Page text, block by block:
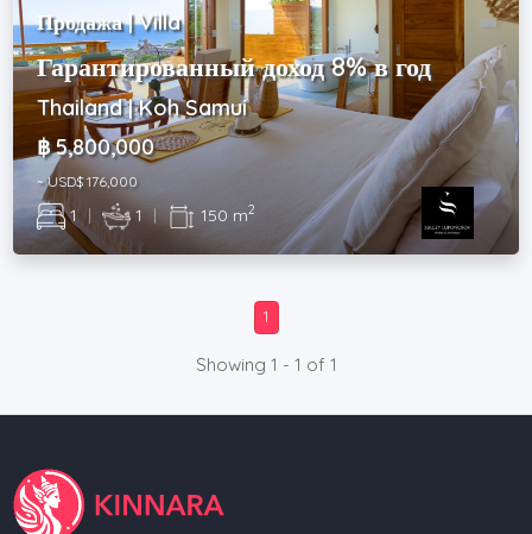
Продажа | Villa
Гарантированный доход 8% в год
Thailand | Koh Samui
฿ 5,800,000
~ USD$ 176,000
1 | 1 | 150 m2
1
Showing 1 - 1 of 1